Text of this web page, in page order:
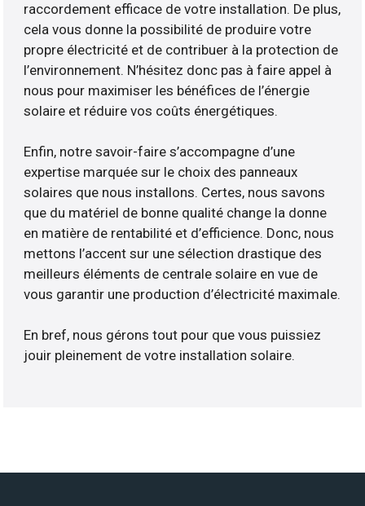
raccordement efficace de votre installation. De plus,
cela vous donne la possibilité de produire votre
propre électricité et de contribuer à la protection de
l’environnement. N’hésitez donc pas à faire appel à
nous pour maximiser les bénéfices de l’énergie
solaire et réduire vos coûts énergétiques.
Enfin, notre savoir-faire s’accompagne d’une
expertise marquée sur le choix des panneaux
solaires que nous installons. Certes, nous savons
que du matériel de bonne qualité change la donne
en matière de rentabilité et d’efficience. Donc, nous
mettons l’accent sur une sélection drastique des
meilleurs éléments de centrale solaire en vue de
vous garantir une production d’électricité maximale.
En bref, nous gérons tout pour que vous puissiez
jouir pleinement de votre installation solaire.